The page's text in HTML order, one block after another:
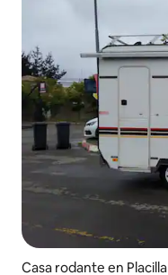
Casa rodante en Placilla